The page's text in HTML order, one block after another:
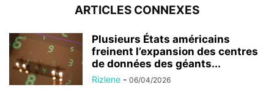
ARTICLES CONNEXES
Plusieurs États américains
freinent l’expansion des centres
de données des géants...
Rizlene - 06/04/2026